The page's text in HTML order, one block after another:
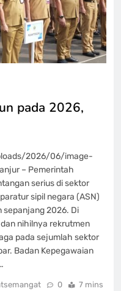
pada 2026,
2026/06/image-
– Pemerintah
serius di sektor
sipil negara (ASN)
sepanjang 2026. Di
nihilnya rekrutmen
pada sejumlah sektor
Badan Kepegawaian
0 7 mins